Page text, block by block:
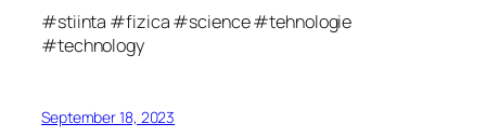
#stiinta #fizica #science #tehnologie
#technology
September 18, 2023